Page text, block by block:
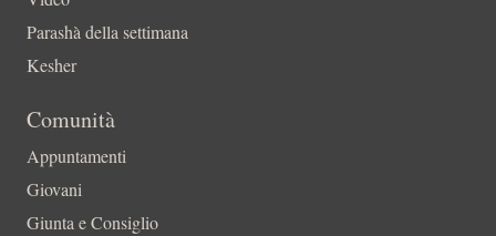
Parashà della settimana
Kesher
Comunità
Appuntamenti
Giovani
Giunta e Consiglio